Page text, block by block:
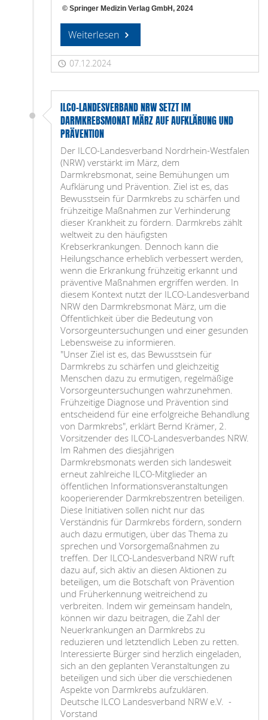
© Springer Medizin Verlag GmbH, 2024
Weiterlesen
07.12.2024
ILCO-LANDESVERBAND NRW SETZT IM
DARMKREBSMONAT MÄRZ AUF AUFKLÄRUNG UND
PRÄVENTION
Der ILCO-Landesverband Nordrhein-Westfalen
(NRW) verstärkt im März, dem
Darmkrebsmonat, seine Bemühungen um
Aufklärung und Prävention. Ziel ist es, das
Bewusstsein für Darmkrebs zu schärfen und
frühzeitige Maßnahmen zur Verhinderung
dieser Krankheit zu fördern. Darmkrebs zählt
weltweit zu den häufigsten
Krebserkrankungen. Dennoch kann die
Heilungschance erheblich verbessert werden,
wenn die Erkrankung frühzeitig erkannt und
präventive Maßnahmen ergriffen werden. In
diesem Kontext nutzt der ILCO-Landesverband
NRW den Darmkrebsmonat März, um die
Öffentlichkeit über die Bedeutung von
Vorsorgeuntersuchungen und einer gesunden
Lebensweise zu informieren.
"Unser Ziel ist es, das Bewusstsein für
Darmkrebs zu schärfen und gleichzeitig
Menschen dazu zu ermutigen, regelmäßige
Vorsorgeuntersuchungen wahrzunehmen.
Frühzeitige Diagnose und Prävention sind
entscheidend für eine erfolgreiche Behandlung
von Darmkrebs", erklärt Bernd Krämer, 2.
Vorsitzender des ILCO-Landesverbandes NRW.
Im Rahmen des diesjährigen
Darmkrebsmonats werden sich landesweit
erneut zahlreiche ILCO-Mitglieder an
öffentlichen Informationsveranstaltungen
kooperierender Darmkrebszentren beteiligen.
Diese Initiativen sollen nicht nur das
Verständnis für Darmkrebs fördern, sondern
auch dazu ermutigen, über das Thema zu
sprechen und Vorsorgemaßnahmen zu
treffen. Der ILCO-Landesverband NRW ruft
dazu auf, sich aktiv an diesen Aktionen zu
beteiligen, um die Botschaft von Prävention
und Früherkennung weitreichend zu
verbreiten. Indem wir gemeinsam handeln,
können wir dazu beitragen, die Zahl der
Neuerkrankungen an Darmkrebs zu
reduzieren und letztendlich Leben zu retten.
Interessierte Bürger sind herzlich eingeladen,
sich an den geplanten Veranstaltungen zu
beteiligen und sich über die verschiedenen
Aspekte von Darmkrebs aufzuklären.
Deutsche ILCO Landesverband NRW e.V. -
Vorstand